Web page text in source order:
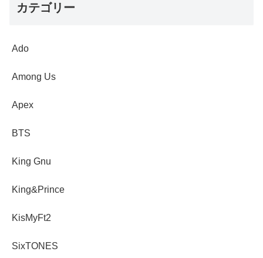
カテゴリー
Ado
Among Us
Apex
BTS
King Gnu
King&Prince
KisMyFt2
SixTONES